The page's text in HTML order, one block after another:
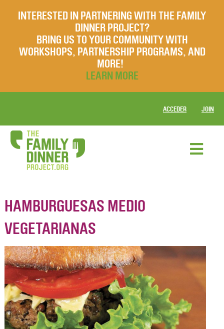
INTERESTED IN PARTNERING WITH THE FAMILY
DINNER PROJECT?
BRING US TO YOUR COMMUNITY WITH
WORKSHOPS, PARTNERSHIP PROGRAMS, AND
MORE!
LEARN MORE
ACCEDER JOIN
HAMBURGUESAS MEDIO
VEGETARIANAS